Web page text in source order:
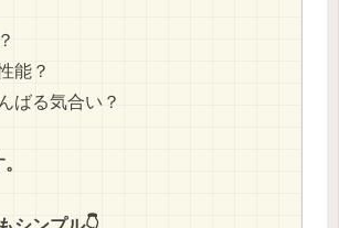
能？
ばる気合い？